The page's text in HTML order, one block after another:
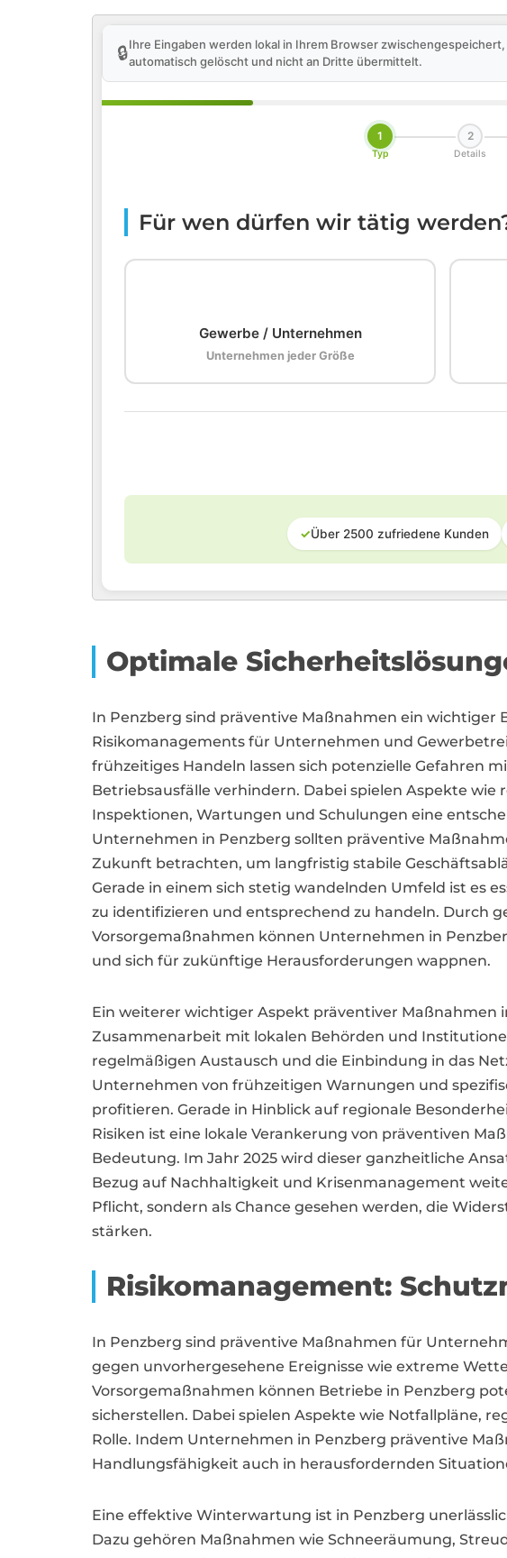
🔒Ihre Eingaben werden lokal in Ihrem Browser
automatisch gelöscht und nicht an Dritte übermittelt.
1
Typ
2
Details
Für wen dürfen wir tätig
Gewerbe / Unternehmen
Unternehmen jeder Größe
✓Über 2500 zufriedene Kunden
Optimale
In Penzberg sind präventive Maßnahmen ein wichtiger
Risikomanagements für Unternehmen und
frühzeitiges Handeln lassen sich potenzielle Gefahren
Betriebsausfälle verhindern. Dabei spielen Aspekte wie
Inspektionen, Wartungen und Schulungen eine
Unternehmen in Penzberg sollten präventive
Zukunft betrachten, um langfristig stabile
Gerade in einem sich stetig wandelnden Umfeld ist es
zu identifizieren und entsprechend zu handeln. Durch
Vorsorgemaßnahmen können Unternehmen in
und sich für zukünftige Herausforderungen wappnen.
Ein weiterer wichtiger Aspekt präventiver Maßnahmen
Zusammenarbeit mit lokalen Behörden und
regelmäßigen Austausch und die Einbindung in das
Unternehmen von frühzeitigen Warnungen und
profitieren. Gerade in Hinblick auf regionale
Risiken ist eine lokale Verankerung von präventiven
Bedeutung. Im Jahr 2025 wird dieser ganzheitliche
Bezug auf Nachhaltigkeit und Krisenmanagement
Pflicht, sondern als Chance gesehen werden, die
stärken.
Risikomanagement:
In Penzberg sind präventive Maßnahmen für
gegen unvorhergesehene Ereignisse wie extreme
Vorsorgemaßnahmen können Betriebe in Penzberg
sicherstellen. Dabei spielen Aspekte wie Notfallpläne,
Rolle. Indem Unternehmen in Penzberg präventive
Handlungsfähigkeit auch in herausfordernden
Eine effektive Winterwartung ist in Penzberg
Dazu gehören Maßnahmen wie Schneeräumung,